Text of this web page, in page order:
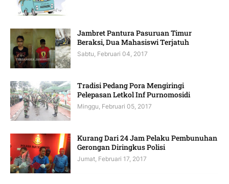
Jambret Pantura Pasuruan Timur
Beraksi, Dua Mahasiswi Terjatuh
Sabtu, Februari 04, 2017
Tradisi Pedang Pora Mengiringi
Pelepasan Letkol Inf Purnomosidi
Minggu, Februari 05, 2017
Kurang Dari 24 Jam Pelaku Pembunuhan
Gerongan Diringkus Polisi
Jumat, Februari 17, 2017